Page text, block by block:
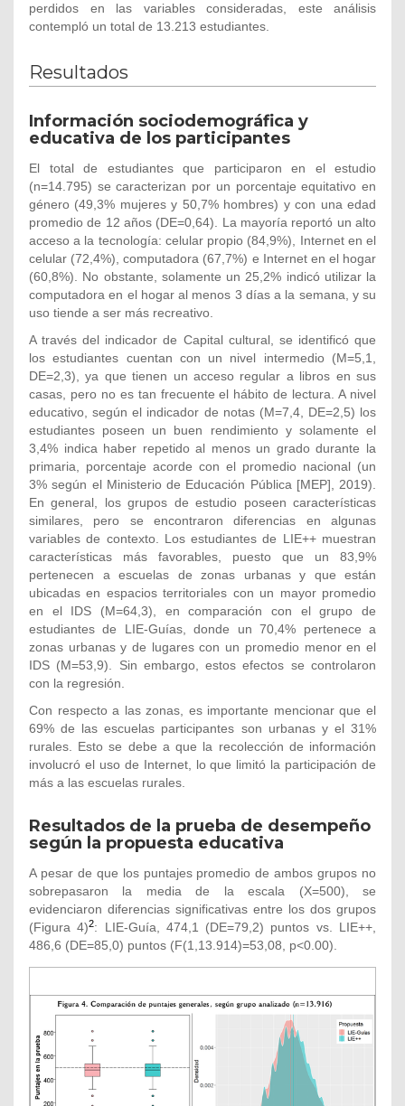
perdidos en las variables consideradas, este análisis
contempló un total de 13.213 estudiantes.
Resultados
Información sociodemográfica y
educativa de los participantes
El total de estudiantes que participaron en el estudio
(n=14.795) se caracterizan por un porcentaje equitativo en
género (49,3% mujeres y 50,7% hombres) y con una edad
promedio de 12 años (DE=0,64). La mayoría reportó un alto
acceso a la tecnología: celular propio (84,9%), Internet en el
celular (72,4%), computadora (67,7%) e Internet en el hogar
(60,8%). No obstante, solamente un 25,2% indicó utilizar la
computadora en el hogar al menos 3 días a la semana, y su
uso tiende a ser más recreativo.
A través del indicador de Capital cultural, se identificó que
los estudiantes cuentan con un nivel intermedio (M=5,1,
DE=2,3), ya que tienen un acceso regular a libros en sus
casas, pero no es tan frecuente el hábito de lectura. A nivel
educativo, según el indicador de notas (M=7,4, DE=2,5) los
estudiantes poseen un buen rendimiento y solamente el
3,4% indica haber repetido al menos un grado durante la
primaria, porcentaje acorde con el promedio nacional (un
3% según el Ministerio de Educación Pública [MEP], 2019).
En general, los grupos de estudio poseen características
similares, pero se encontraron diferencias en algunas
variables de contexto. Los estudiantes de LIE++ muestran
características más favorables, puesto que un 83,9%
pertenecen a escuelas de zonas urbanas y que están
ubicadas en espacios territoriales con un mayor promedio
en el IDS (M=64,3), en comparación con el grupo de
estudiantes de LIE-Guías, donde un 70,4% pertenece a
zonas urbanas y de lugares con un promedio menor en el
IDS (M=53,9). Sin embargo, estos efectos se controlaron
con la regresión.
Con respecto a las zonas, es importante mencionar que el
69% de las escuelas participantes son urbanas y el 31%
rurales. Esto se debe a que la recolección de información
involucró el uso de Internet, lo que limitó la participación de
más a las escuelas rurales.
Resultados de la prueba de desempeño
según la propuesta educativa
A pesar de que los puntajes promedio de ambos grupos no
sobrepasaron la media de la escala (X=500), se
evidenciaron diferencias significativas entre los dos grupos
(Figura 4)2: LIE-Guía, 474,1 (DE=79,2) puntos vs. LIE++,
486,6 (DE=85,0) puntos (F(1,13.914)=53,08, p<0.00).